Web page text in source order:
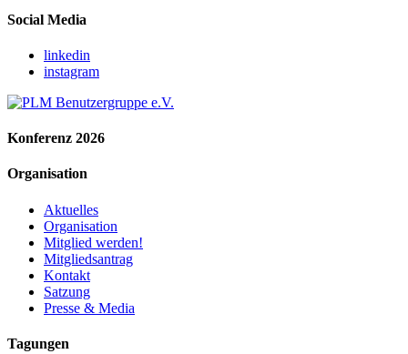
Social Media
linkedin
instagram
Konferenz 2026
Organisation
Aktuelles
Organisation
Mitglied werden!
Mitgliedsantrag
Kontakt
Satzung
Presse & Media
Tagungen